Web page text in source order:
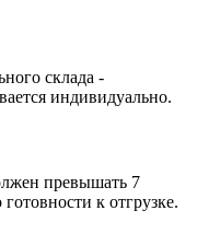
склада -
индивидуально.
превышать 7
к отгрузке.